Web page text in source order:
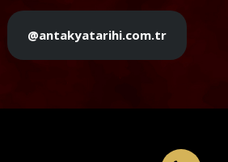
@antakyatarihi.com.tr